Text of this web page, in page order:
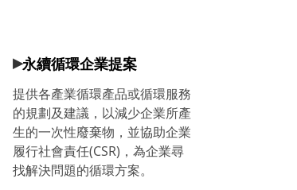
▸永續循環企業提案
提供各產業循環產品或循環服務
的規劃及建議，以減少企業所產
生的一次性廢棄物，並協助企業
履行社會責任(CSR)，為企業尋
找解決問題的循環方案。